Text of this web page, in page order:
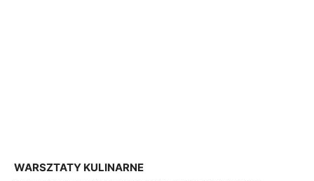
WARSZTATY KULINARNE